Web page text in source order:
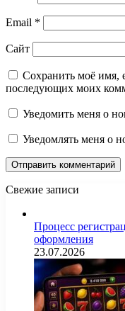
Email *
Сайт
Сохранить моё имя,
последующих моих
Уведомить меня о
Уведомлять меня о
Свежие записи
Процесс
оформления
23.07.2026